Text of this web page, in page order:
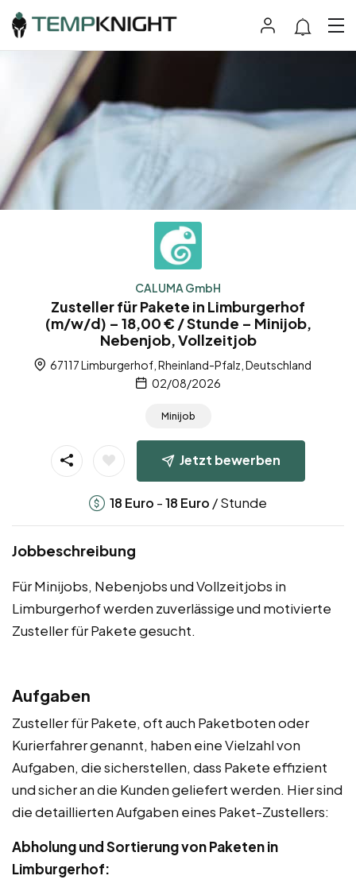
CALUMA GmbH
Zusteller für Pakete in Limburgerhof
(m/w/d) – 18,00 € / Stunde – Minijob,
Nebenjob, Vollzeitjob
67117 Limburgerhof, Rheinland-Pfalz, Deutschland
02/08/2026
Minijob
Jetzt bewerben
18 Euro -18 Euro / Stunde
Jobbeschreibung
Für Minijobs, Nebenjobs und Vollzeitjobs in
Limburgerhof werden zuverlässige und motivierte
Zusteller für Pakete gesucht.
Aufgaben
Zusteller für Pakete, oft auch Paketboten oder
Kurierfahrer genannt, haben eine Vielzahl von
Aufgaben, die sicherstellen, dass Pakete effizient
und sicher an die Kunden geliefert werden. Hier sind
die detaillierten Aufgaben eines Paket-Zustellers:
Abholung und Sortierung von Paketen in
Limburgerhof: